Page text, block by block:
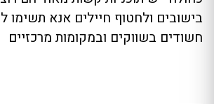
בישובים ולחטוף חיילים אנא תשימו
חשודים בשווקים ובמקומות מרכזיים